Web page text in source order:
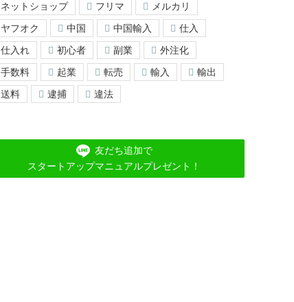
ネットショップ
フリマ
メルカリ
ヤフオク
中国 中国輸入
仕入
仕入れ
初心者 副業
外注化
手数料
起業 転売 輸入
輸出
送料
逮捕 違法
友だち追加で
スタートアップマニュアルプレゼント！